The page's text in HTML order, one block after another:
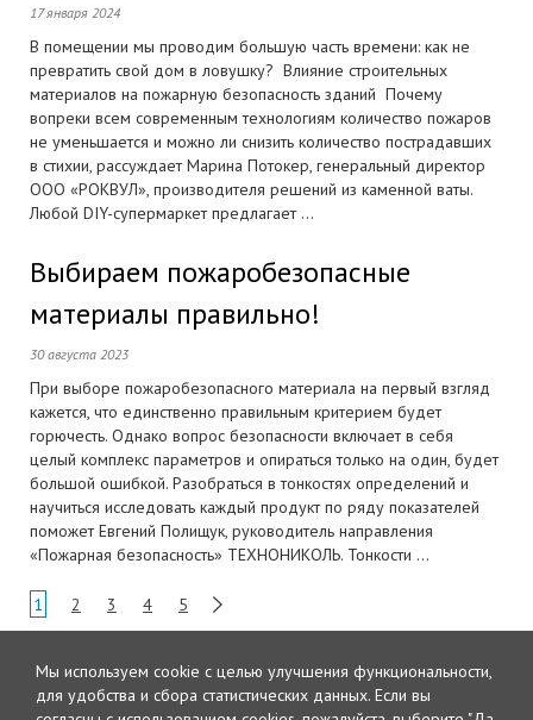
17 января 2024
В помещении мы проводим большую часть времени: как не
превратить свой дом в ловушку? Влияние строительных
материалов на пожарную безопасность зданий Почему
вопреки всем современным технологиям количество пожаров
не уменьшается и можно ли снизить количество пострадавших
в стихии, рассуждает Марина Потокер, генеральный директор
ООО «РОКВУЛ», производителя решений из каменной ваты.
Любой DIY-супермаркет предлагает ...
Выбираем пожаробезопасные
материалы правильно!
30 августа 2023
При выборе пожаробезопасного материала на первый взгляд
кажется, что единственно правильным критерием будет
горючесть. Однако вопрос безопасности включает в себя
целый комплекс параметров и опираться только на один, будет
большой ошибкой. Разобраться в тонкостях определений и
научиться исследовать каждый продукт по ряду показателей
поможет Евгений Полищук, руководитель направления
«Пожарная безопасность» ТЕХНОНИКОЛЬ. Тонкости ...
1 2 3 4 5
Мы используем cookie с целью улучшения функциональности,
для удобства и сбора статистических данных. Если вы